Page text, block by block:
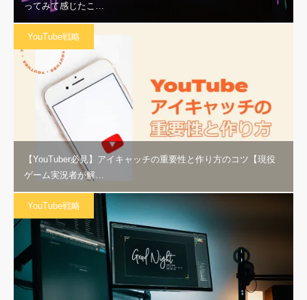
ってみて感じたこ…
YouTube戦略
【YouTuber必見】アイキャッチの重要性と作り方のコツ【現役
ゲーム実況者が解…
YouTube戦略